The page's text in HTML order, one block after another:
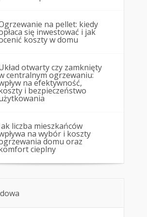
na pellet: kiedy
się inwestować i jak
koszty w domu
otwarty czy zamknięty
centralnym ogrzewaniu:
na efektywność,
i bezpieczeństwo
liczba mieszkańców
na wybór i koszty
domu oraz
cieplny